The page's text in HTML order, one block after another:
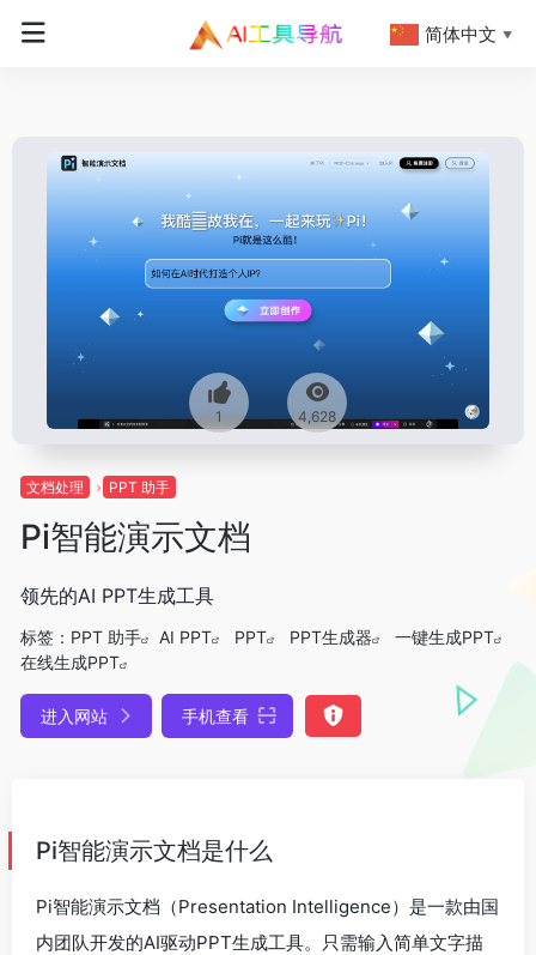
1 4,628
文档处理 PPT 助手
Pi智能演示文档
领先的AI PPT生成工具
标签： PPT 助手 AI PPT PPT PPT生成器
一键生成PPT
在线生成PPT
进入网站 手机查看
Pi智能演示文档是什么
Pi智能演示文档（Presentation Intelligence）是一款由国
内团队开发的AI驱动PPT生成工具。只需输入简单文字描
简体中文 ▼